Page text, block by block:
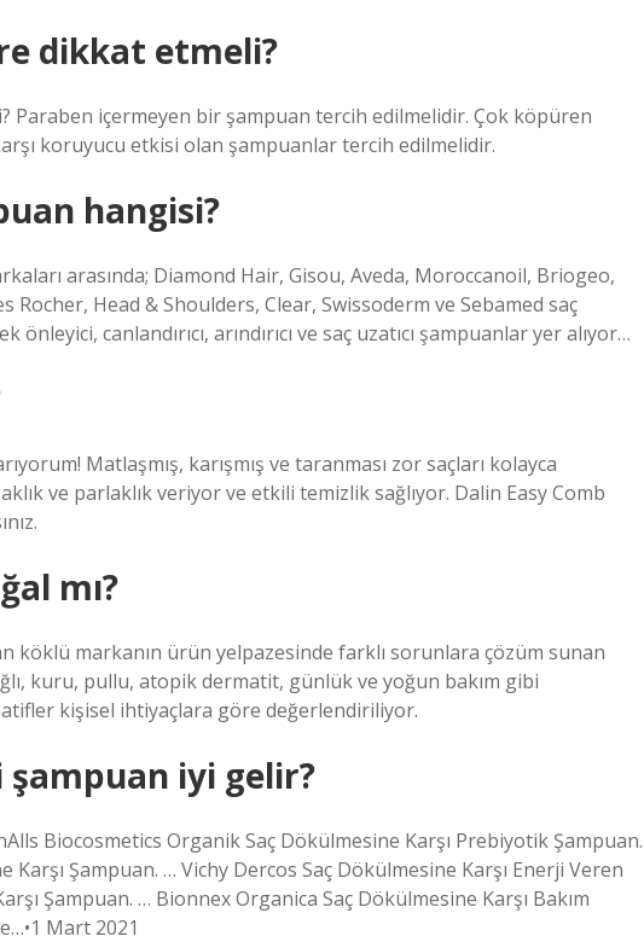
dikkat etmeli?
Paraben içermeyen bir şampuan tercih edilmelidir. Çok köpüren
koruyucu etkisi olan şampuanlar tercih edilmelidir.
hangisi?
arasında; Diamond Hair, Gisou, Aveda, Moroccanoil, Briogeo,
Rocher, Head & Shoulders, Clear, Swissoderm ve Sebamed saç
canlandırıcı, arındırıcı ve saç uzatıcı şampuanlar yer alıyor…
Matlaşmış, karışmış ve taranması zor saçları kolayca
ve parlaklık veriyor ve etkili temizlik sağlıyor. Dalin Easy Comb
mı?
köklü markanın ürün yelpazesinde farklı sorunlara çözüm sunan
kuru, pullu, atopik dermatit, günlük ve yoğun bakım gibi
kişisel ihtiyaçlara göre değerlendiriliyor.
iyi gelir?
Biocosmetics Organik Saç Dökülmesine Karşı Prebiyotik Şampuan.
Şampuan. … Vichy Dercos Saç Dökülmesine Karşı Enerji Veren
Şampuan. … Bionnex Organica Saç Dökülmesine Karşı Bakım
Mart 2021